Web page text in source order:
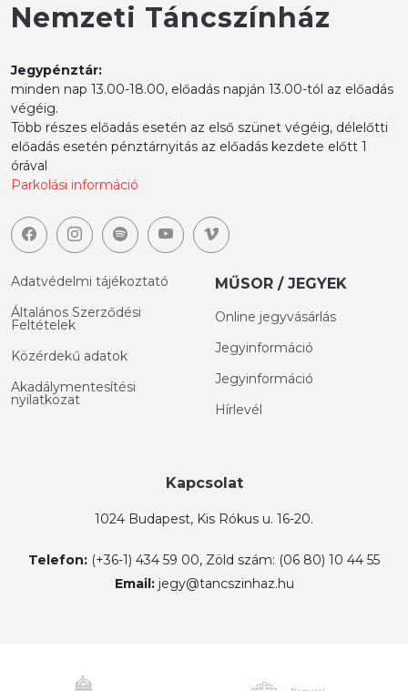
Nemzeti Táncszínház
Jegypénztár:
minden nap 13.00-18.00, előadás napján 13.00-tól az előadás
végéig.
Több részes előadás esetén az első szünet végéig, délelőtti
előadás esetén pénztárnyitás az előadás kezdete előtt 1
órával
Parkolási információ
Adatvédelmi tájékoztató
Általános Szerződési
Feltételek
Közérdekű adatok
Akadálymentesítési
nyilatkozat
MŰSOR / JEGYEK
Online jegyvásárlás
Jegyinformáció
Jegyinformáció
Hírlevél
Kapcsolat
1024 Budapest, Kis Rókus u. 16-20.
Telefon: (+36-1) 434 59 00, Zöld szám: (06 80) 10 44 55
Email: jegy@tancszinhaz.hu